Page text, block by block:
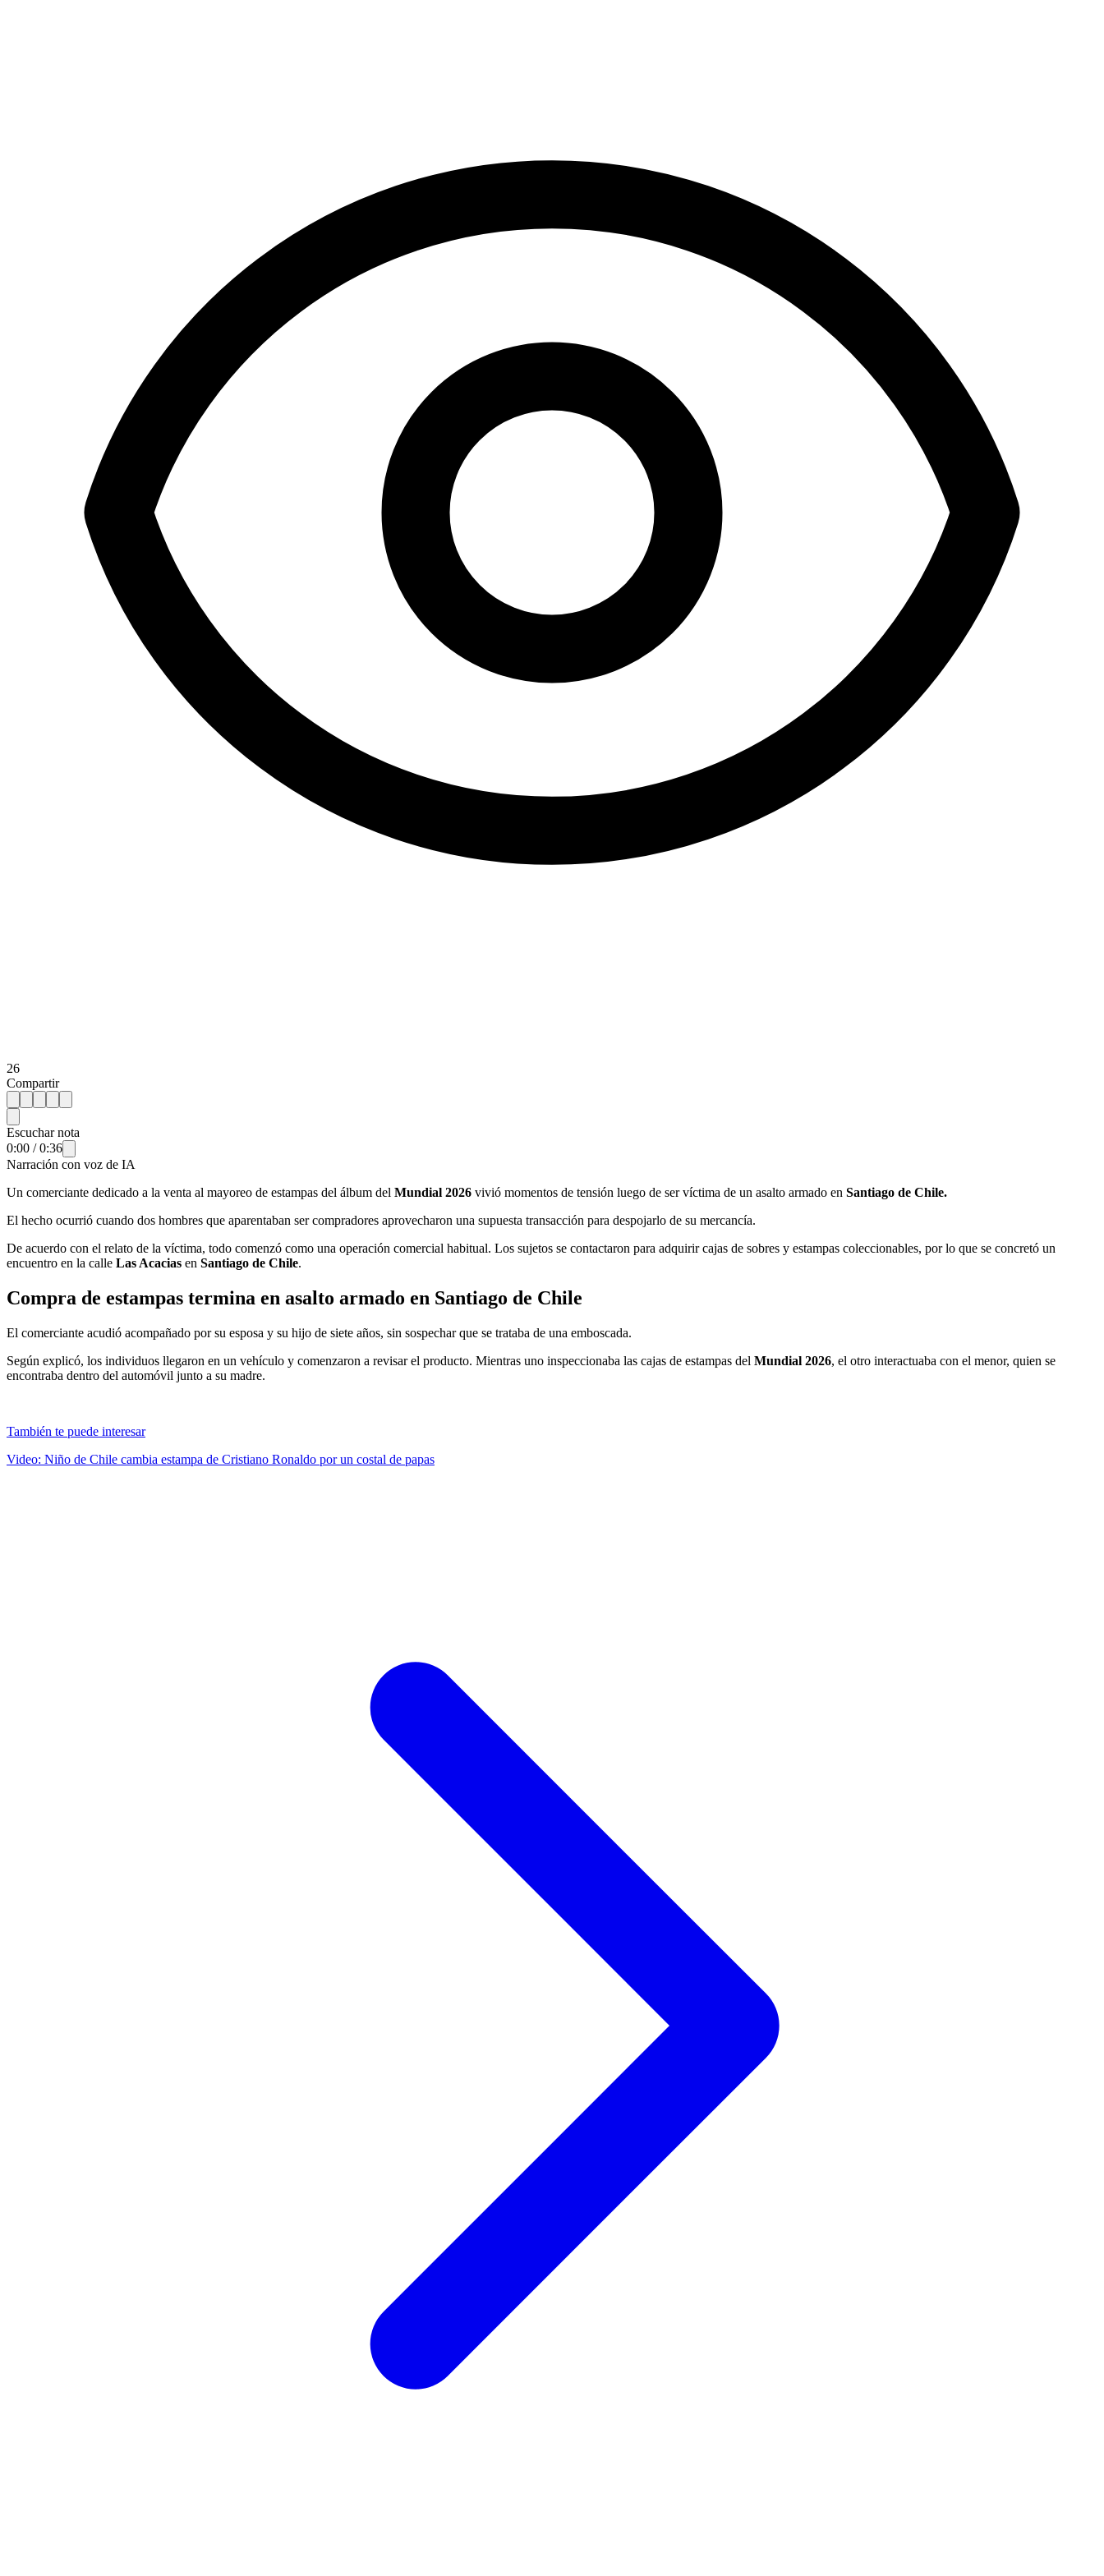
26
Compartir
Escuchar nota
0:00 /0:36
Narración con voz de IA
Un comerciante dedicado a la venta al mayoreo de estampas del álbum del Mundial 2026 vivió momentos de tensión luego de ser víctima de un asalto armado en Santiago de Chile.
El hecho ocurrió cuando dos hombres que aparentaban ser compradores aprovecharon una supuesta transacción para despojarlo de su mercancía.
De acuerdo con el relato de la víctima, todo comenzó como una operación comercial habitual. Los sujetos se contactaron para adquirir cajas de sobres y estampas coleccionables, por lo que se concretó un
encuentro en la calle Las Acacias en Santiago de Chile.
Compra de estampas termina en asalto armado en Santiago de Chile
El comerciante acudió acompañado por su esposa y su hijo de siete años, sin sospechar que se trataba de una emboscada.
Según explicó, los individuos llegaron en un vehículo y comenzaron a revisar el producto. Mientras uno inspeccionaba las cajas de estampas del Mundial 2026, el otro interactuaba con el menor, quien se
encontraba dentro del automóvil junto a su madre.
También te puede interesar
Video: Niño de Chile cambia estampa de Cristiano Ronaldo por un costal de papas